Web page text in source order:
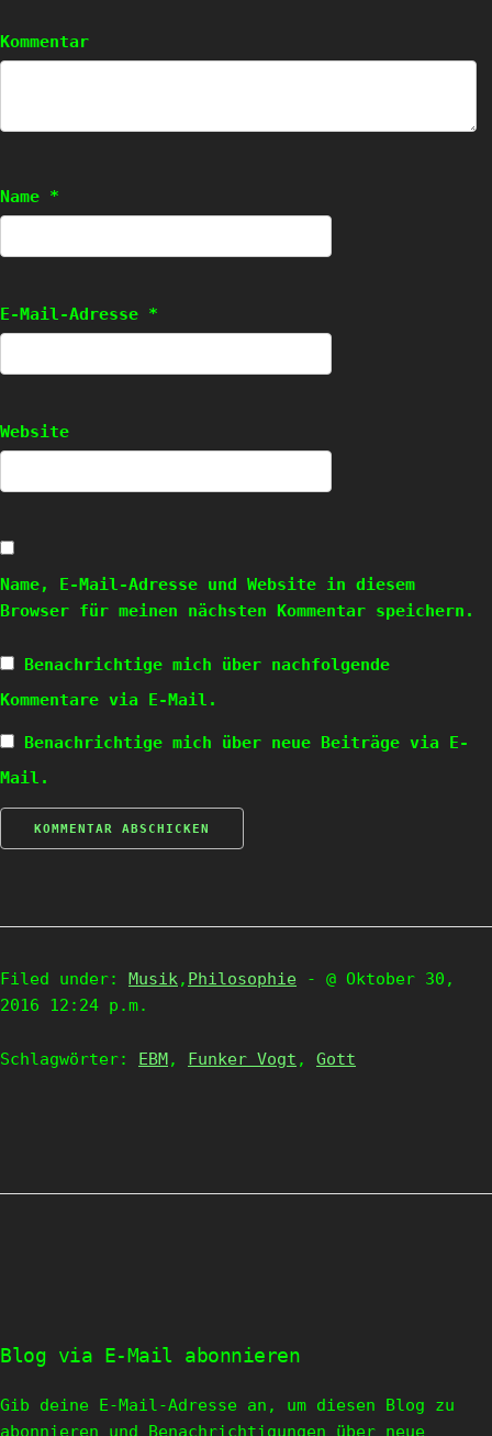
Kommentar
Name *
E-Mail-Adresse *
Website
Name, E-Mail-Adresse und Website in diesem
Browser für meinen nächsten Kommentar speichern.
Benachrichtige mich über nachfolgende
Kommentare via E-Mail.
Benachrichtige mich über neue Beiträge via E-
Mail.
Filed under: Musik, Philosophie
- @ Oktober 30,
2016 12:24 p.m.
Schlagwörter: EBM, Funker Vogt , Gott
Blog via E-Mail abonnieren
Gib deine E-Mail-Adresse an, um diesen Blog zu
abonnieren und Benachrichtigungen über neue